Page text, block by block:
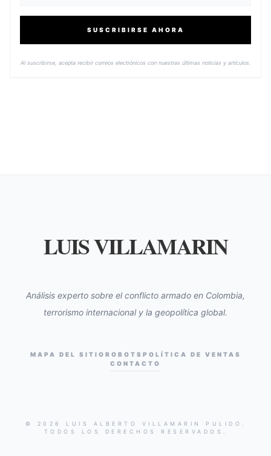
SUSCRIBIRSE AHORA
Al suscribirse, acepta recibir correos electrónicos con nuestras últimas noticias y artículos.
LUIS VILLAMARIN
Análisis experto sobre el conflicto armado en Colombia,
terrorismo internacional y la geopolítica global.
MAPA DEL SITIO ROBOTS POLÍTICA DE VENTAS
CONTACTO
© 2026 LUIS ALBERTO VILLAMARIN PULIDO.
TODOS LOS DERECHOS RESERVADOS.